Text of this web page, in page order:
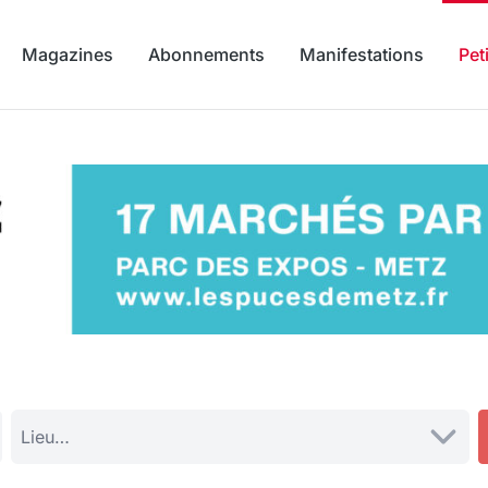
Magazines Abonnements Manifestations